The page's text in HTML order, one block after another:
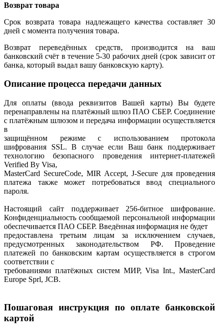
Возврат товара
Срок возврата товара надлежащего качества составляет 30
дней с момента получения товара.
Возврат переведённых средств, производится на ваш
банковский счёт в течение 5-30 рабочих дней (срок зависит от
банка, который выдал вашу банковскую карту).
Описание процесса передачи данных
Для оплаты (ввода реквизитов Вашей карты) Вы будете
перенаправлены на платёжный шлюз ПАО СБЕР. Соединение
с платёжным шлюзом и передача информации осуществляется
в
защищённом режиме с использованием протокола
шифрования SSL. В случае если Ваш банк поддерживает
технологию безопасного проведения интернет-платежей
Verified By Visa,
MasterCard SecureCode, MIR Accept, J-Secure для проведения
платежа также может потребоваться ввод специального
пароля.
Настоящий сайт поддерживает 256-битное шифрование.
Конфиденциальность сообщаемой персональной информации
обеспечивается ПАО СБЕР. Введённая информация не будет
предоставлена третьим лицам за исключением случаев,
предусмотренных законодательством РФ. Проведение
платежей по банковским картам осуществляется в строгом
соответствии с
требованиями платёжных систем МИР, Visa Int., MasterCard
Europe Sprl, JCB.
Пошаговая инструкция по оплате банковской
картой